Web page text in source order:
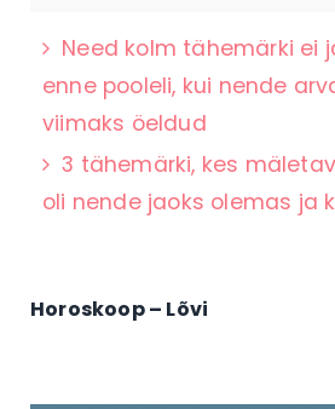
Need kolm tähemärki ei
enne pooleli, kui nende
viimaks öeldud
3 tähemärki, kes
oli nende jaoks olemas ja
Horoskoop – Lõvi